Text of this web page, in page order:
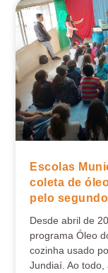
Escolas
coleta de
pelo
Desde abril de
programa Óleo
cozinha usado
Jundiaí. Ao